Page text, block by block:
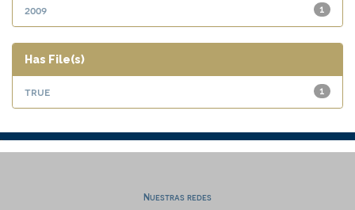
1
2009
Has File(s)
1
true
Nuestras redes